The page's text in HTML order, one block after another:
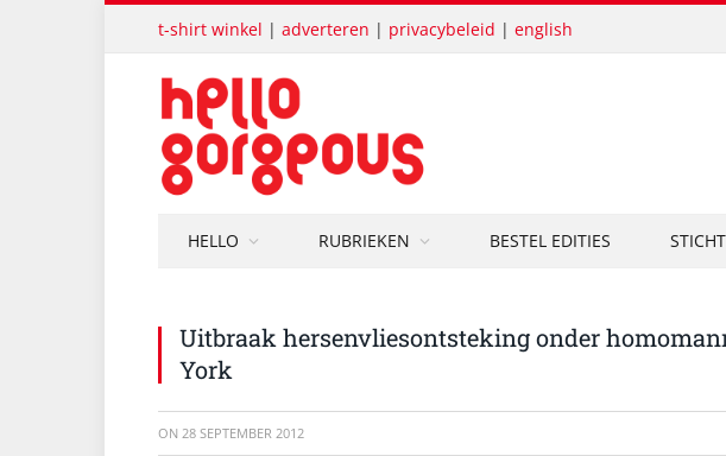
t-shirt winkel | adverteren | privacybeleid | english
HELLO RUBRIEKEN BESTEL EDITIES
Uitbraak hersenvliesontsteking onder
York
ON 28 SEPTEMBER 2012